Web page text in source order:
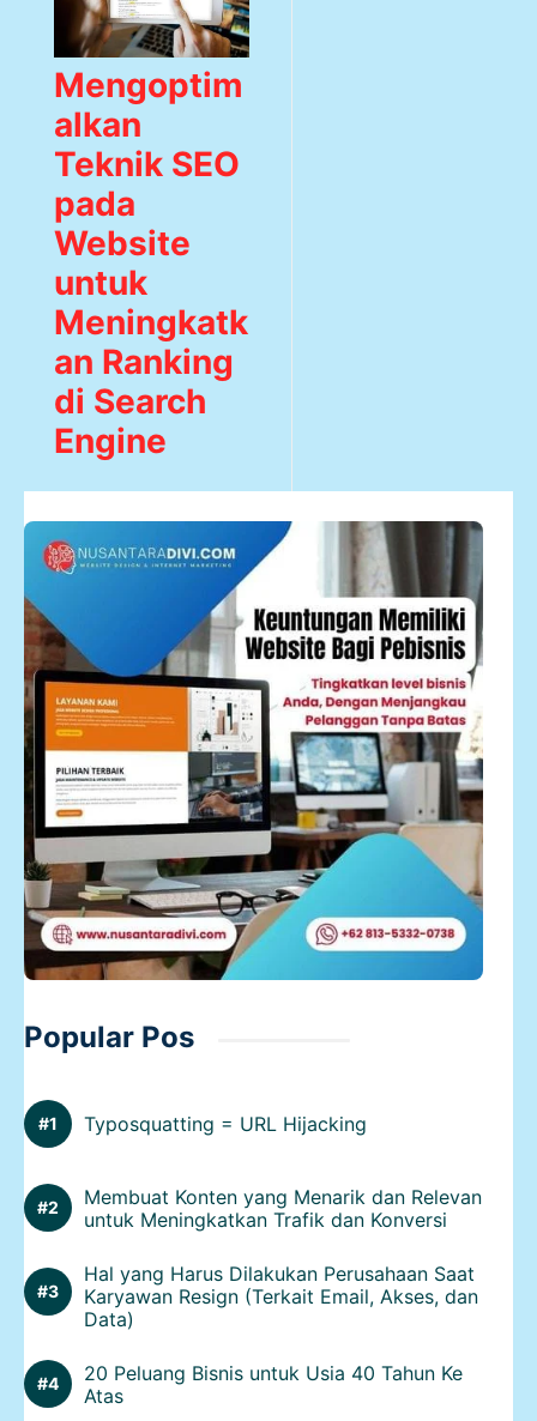
Mengoptim
alkan
Teknik SEO
pada
Website
untuk
Meningkatk
an Ranking
di Search
Engine
Popular Pos
Typosquatting = URL Hijacking
Membuat Konten yang Menarik dan Relevan
untuk Meningkatkan Trafik dan Konversi
Hal yang Harus Dilakukan Perusahaan Saat
Karyawan Resign (Terkait Email, Akses, dan
Data)
20 Peluang Bisnis untuk Usia 40 Tahun Ke
Atas